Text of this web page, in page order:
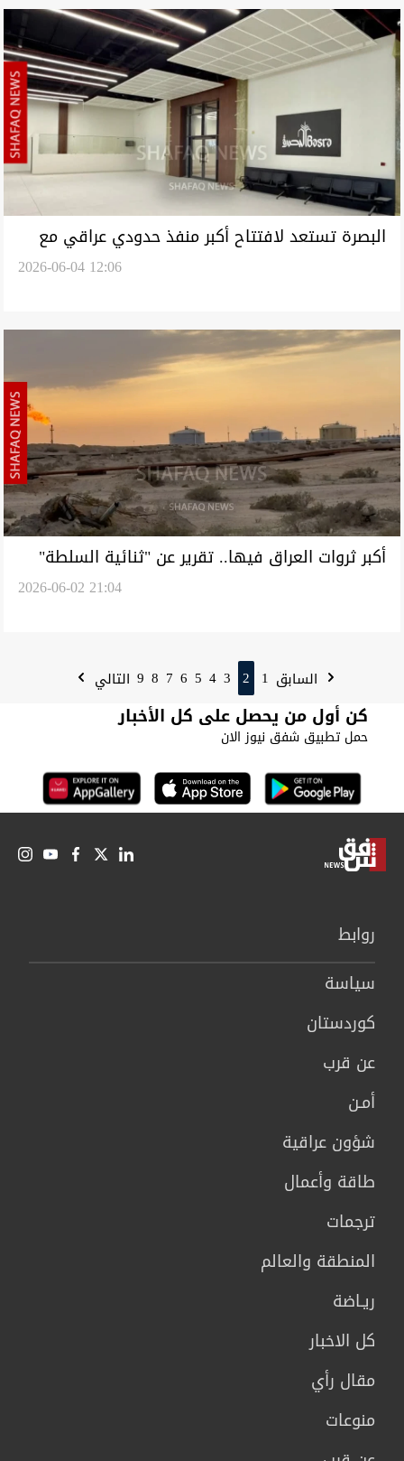
البصرة تستعد لافتتاح أكبر منفذ حدودي عراقي مع
2026-06-04 12:06
أكبر ثروات العراق فيها.. تقرير عن "ثنائية السلطة"
2026-06-02 21:04
السابق 1
2
3
4
5
6
7
8
9 التالي
كن أول من يحصل على كل الأخبار
حمل تطبيق شفق نيوز الان
روابط
سیاسة
كوردستان
عن قرب
أمـن
شؤون عراقية
طاقة وأعمال
ترجمات
المنطقة والعالم
ريـاضة
كل الاخبار
مقال رأي
منوعات